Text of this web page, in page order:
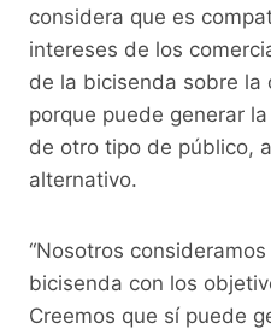
considera que es
intereses de los
de la bicisenda sobre la
porque puede generar
de otro tipo de público,
alternativo.
“Nosotros
bicisenda con los
Creemos que sí puede